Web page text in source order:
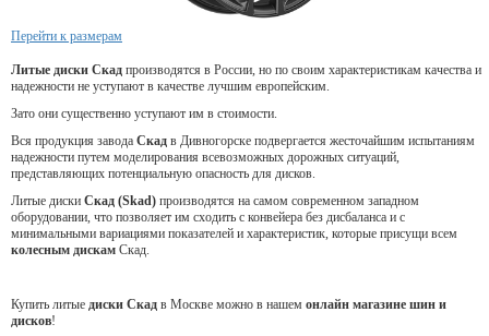
Перейти к размерам
Литые диски Скад производятся в России, но по своим характеристикам качества и
надежности не уступают в качестве лучшим европейским.
Зато они существенно уступают им в стоимости.
Вся продукция завода Скад в Дивногорске подвергается жесточайшим испытаниям
надежности путем моделирования всевозможных дорожных ситуаций,
представляющих потенциальную опасность для дисков.
Литые диски Скад (Skad) производятся на самом современном западном
оборудовании, что позволяет им сходить с конвейера без дисбаланса и с
минимальными вариациями показателей и характеристик, которые присущи всем
колесным дискам Скад.
Купить литые диски Скад в Москве можно в нашем онлайн магазине шин и
дисков!